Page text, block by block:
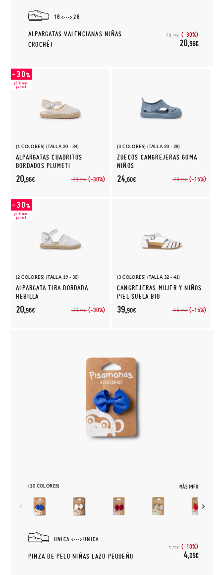
18 28
ALPARGATAS VALENCIANAS NIÑAS
CROCHÉT
29,95€ (-30%)
20,96€
(1 COLORES) (TALLA 20 - 34)
ALPARGATAS CUADRITOS
BORDADOS PLUMETI
29,95€ (-30%)
20,96€
(3 COLORES) (TALLA 20 - 28)
ZUECOS CANGREJERAS GOMA
NIÑOS
28,95€ (-15%)
24,60€
(2 COLORES) (TALLA 19 - 30)
ALPARGATA TIRA BORDADA
HEBILLA
29,95€ (-30%)
20,96€
(3 COLORES) (TALLA 32 - 41)
CANGREJERAS MUJER Y NIÑOS
PIEL SUELA BIO
46,95€ (-15%)
39,90€
(10 COLORES) MÁS INFO
UNICA UNICA
PINZA DE PELO NIÑAS LAZO PEQUEÑO
4,50€ (-10%)
4,05€